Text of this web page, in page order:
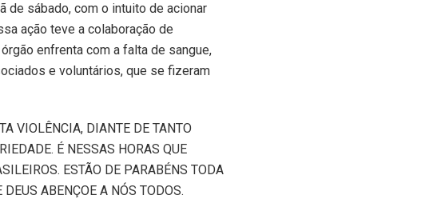
de sábado, com o intuito de acionar
ação teve a colaboração de
enfrenta com a falta de sangue,
e voluntários, que se fizeram
VIOLÊNCIA, DIANTE DE TANTO
É NESSAS HORAS QUE
ESTÃO DE PARABÉNS TODA
ABENÇOE A NÓS TODOS.